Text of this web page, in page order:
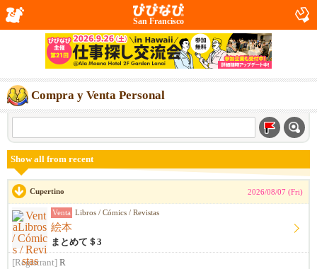
San Francisco
Compra y Venta Personal
Show all from recent
Cupertino 2026/08/07 (Fri)
Venta Libros / Cómics / Revistas
絵本
まとめて＄3
[Registrant] R